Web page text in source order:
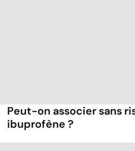
Peut-on associer sans
ibuprofène ?